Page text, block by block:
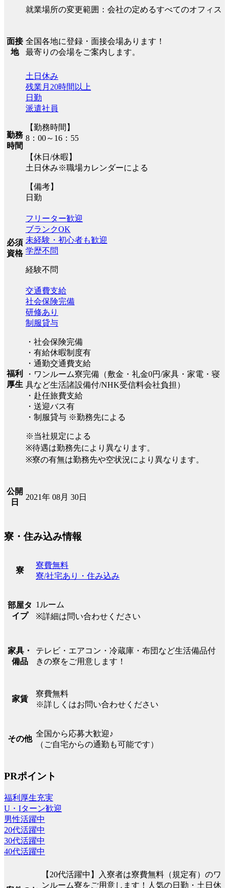
就業場所の変更範囲：会社の定めるすべてのオフィス
面接
地
全国各地に登録・面接会場あります！
最寄りの会場をご案内します。
勤務
時間
土日休み
残業月20時間以上
日勤
派遣社員
【勤務時間】
8：00～16：55
【休日/休暇】
土日休み※職場カレンダーによる
【備考】
日勤
必須
資格
フリーター歓迎
ブランクOK
未経験・初心者も歓迎
学歴不問
経験不問
福利
厚生
交通費支給
社会保険完備
研修あり
制服貸与
・社会保険完備
・有給休暇制度有
・通勤交通費支給
・ワンルーム寮完備（敷金・礼金0円/家具・家電・寝
具など生活諸設備付/NHK受信料会社負担）
・赴任旅費支給
・送迎バス有
・制服貸与 ※勤務先による
※当社規定による
※待遇は勤務先により異なります。
※寮の有無は勤務先や空状況により異なります。
公開
日
2021年 08月 30日
寮・住み込み情報
寮
寮費無料
寮/社宅あり・住み込み
部屋タ
イプ
1ルーム
※詳細は問い合わせください
家具・
備品
テレビ・エアコン・冷蔵庫・布団など生活備品付
きの寮をご用意します！
家賃
寮費無料
※詳しくはお問い合わせください
その他
全国から応募大歓迎♪
（ご自宅からの通勤も可能です）
PRポイント
福利厚生充実
U・Iターン歓迎
男性活躍中
20代活躍中
30代活躍中
40代活躍中
【20代活躍中】入寮者は寮費無料（規定有）のワ
ンルーム寮をご用意します！人気の日勤・土日休